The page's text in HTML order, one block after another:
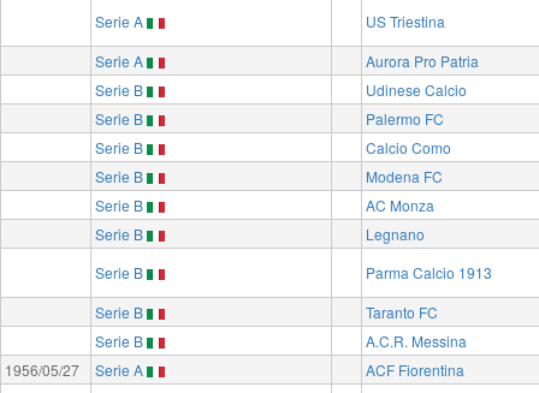
Serie A
US Triestina
Serie A
Aurora Pro Patria
Serie B
Udinese Calcio
Serie B
Palermo FC
Serie B
Calcio Como
Serie B
Modena FC
Serie B
AC Monza
Serie B
Legnano
Serie B
Parma Calcio 1913
Serie B
Taranto FC
Serie B
A.C.R. Messina
1956/05/27
Serie A
ACF Fiorentina